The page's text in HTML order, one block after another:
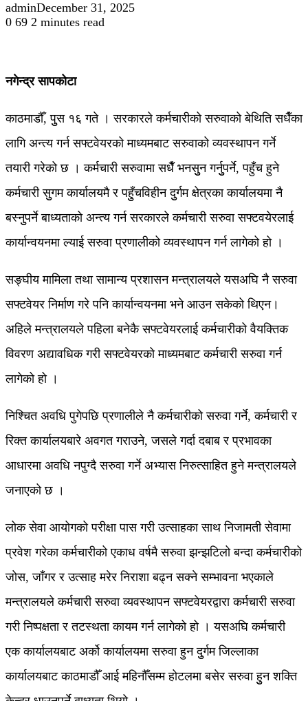
adminDecember 31, 2025
0 69 2 minutes read
नगेन्द्र सापकोटा
काठमाडौँ, पुुस १६ गते । सरकारले कर्मचारीको सरुवाको बेथिति सधैँका
लागि अन्त्य गर्न सफ्टवेयरको माध्यमबाट सरुवाको व्यवस्थापन गर्ने
तयारी गरेको छ । कर्मचारी सरुवामा सधैँ भनसुुन गर्नुुपर्ने, पहुँच हुने
कर्मचारी सुुगम कार्यालयमै र पहुुँचविहीन दुुर्गम क्षेत्रका कार्यालयमा नै
बस्नुुपर्ने बाध्यताको अन्त्य गर्न सरकारले कर्मचारी सरुवा सफ्टवयेरलाई
कार्यान्वयनमा ल्याई सरुवा प्रणालीको व्यवस्थापन गर्न लागेको हो ।
सङ्घीय मामिला तथा सामान्य प्रशासन मन्त्रालयले यसअघि नै सरुवा
सफ्टवेयर निर्माण गरे पनि कार्यान्वयनमा भने आउन सकेको थिएन।
अहिले मन्त्रालयले पहिला बनेकै सफ्टवेयरलाई कर्मचारीको वैयक्तिक
विवरण अद्यावधिक गरी सफ्टवेयरको माध्यमबाट कर्मचारी सरुवा गर्न
लागेको हो ।
निश्चित अवधि पुगेपछि प्रणालीले नै कर्मचारीको सरुवा गर्ने, कर्मचारी र
रिक्त कार्यालयबारे अवगत गराउने, जसले गर्दा दबाब र प्रभावका
आधारमा अवधि नपुग्दै सरुवा गर्ने अभ्यास निरुत्साहित हुने मन्त्रालयले
जनाएको छ ।
लोक सेवा आयोगको परीक्षा पास गरी उत्साहका साथ निजामती सेवामा
प्रवेश गरेका कर्मचारीको एकाध वर्षमै सरुवा झन्झटिलो बन्दा कर्मचारीको
जोस, जाँगर र उत्साह मरेर निराशा बढ्न सक्ने सम्भावना भएकाले
मन्त्रालयले कर्मचारी सरुवा व्यवस्थापन सफ्टवेयरद्वारा कर्मचारी सरुवा
गरी निष्पक्षता र तटस्थता कायम गर्न लागेको हो । यसअघि कर्मचारी
एक कार्यालयबाट अर्को कार्यालयमा सरुवा हुन दुुर्गम जिल्लाका
कार्यालयबाट काठमाडौँ आई महिनौँसम्म होटलमा बसेर सरुवा हुुन शक्ति